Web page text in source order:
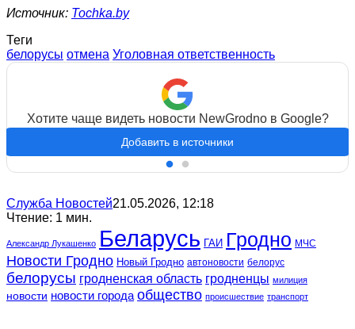
Источник: Tochka.by
Теги
белорусы отмена Уголовная ответственность
Хотите чаще видеть новости NewGrodno в Google?
Добавить в источники
Служба Новостей21.05.2026, 12:18
Чтение: 1 мин.
Александр Лукашенко Беларусь ГАИ Гродно МЧС
Новости Гродно Новый Гродно автоновости белорус
белорусы гродненская область гродненцы милиция
новости новости города общество происшествие транспорт